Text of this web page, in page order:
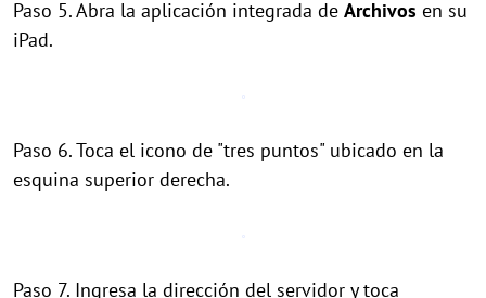
Paso 5. Abra la aplicación integrada de Archivos en su
iPad.
Paso 6. Toca el icono de "tres puntos" ubicado en la
esquina superior derecha.
Paso 7. Ingresa la dirección del servidor y toca